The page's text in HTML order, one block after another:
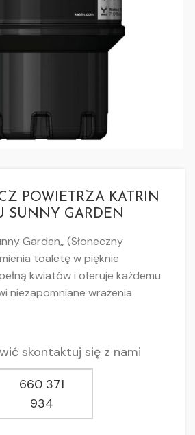
POWIETRZA KATRIN
SUNNY GARDEN
Garden„ (Słoneczny
toaletę w pięknie
kwiatów i oferuje każdemu
niezapomniane wrażenia
skontaktuj się z nami
660 371
934